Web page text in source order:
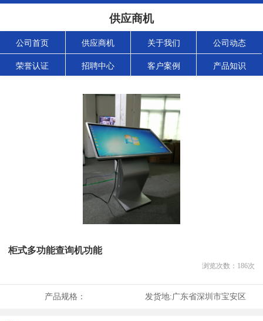
供应商机
公司首页 供应商机 关于我们 公司动态
荣誉认证 招聘中心 客户案例 产品知识
柜式多功能查询机功能
浏览次数： 186次
产品规格： 发货地:广东省深圳市宝安区